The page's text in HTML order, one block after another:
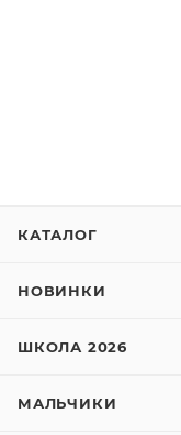
КАТАЛОГ
НОВИНКИ
ШКОЛА 2026
МАЛЬЧИКИ